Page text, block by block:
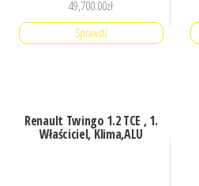
49,700.00zł
Sprawdź
Renault Twingo 1.2 TCE , 1.
Właściciel, Klima,ALU